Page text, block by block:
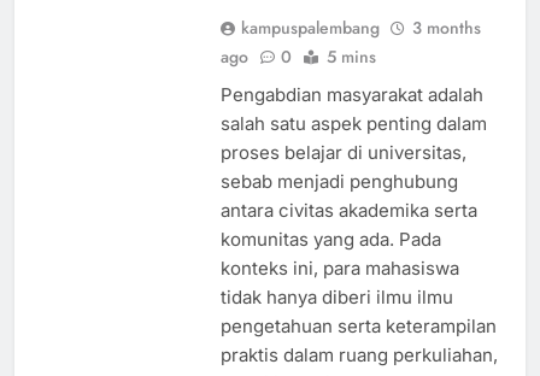
kampuspalembang
3 months
ago
0 5 mins
Pengabdian masyarakat adalah
salah satu aspek penting dalam
proses belajar di universitas,
sebab menjadi penghubung
antara civitas akademika serta
komunitas yang ada. Pada
konteks ini, para mahasiswa
tidak hanya diberi ilmu ilmu
pengetahuan serta keterampilan
praktis dalam ruang perkuliahan,